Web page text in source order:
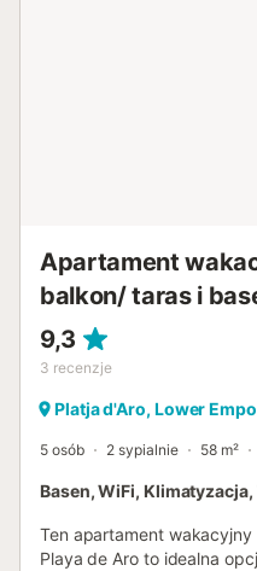
Apartament
balkon/ taras i
9,3
3 recenzje
Platja d'Aro, Lower
5 osób 2 sypialnie 58 m²
Basen, WiFi,
Ten apartament
Playa de Aro to idealna